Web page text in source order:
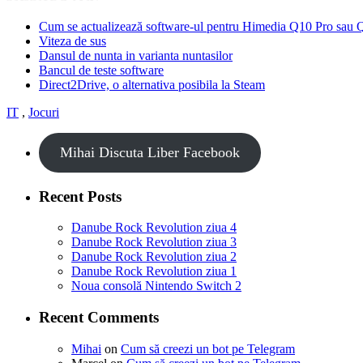
Cum se actualizează software-ul pentru Himedia Q10 Pro sau
Viteza de sus
Dansul de nunta in varianta nuntasilor
Bancul de teste software
Direct2Drive, o alternativa posibila la Steam
IT , Jocuri
Mihai Discuta Liber Facebook
Recent Posts
Danube Rock Revolution ziua 4
Danube Rock Revolution ziua 3
Danube Rock Revolution ziua 2
Danube Rock Revolution ziua 1
Noua consolă Nintendo Switch 2
Recent Comments
Mihai on Cum să creezi un bot pe Telegram